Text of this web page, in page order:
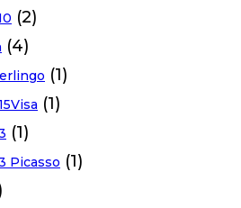
(2)
(4)
(1)
(1)
(1)
Picasso (1)